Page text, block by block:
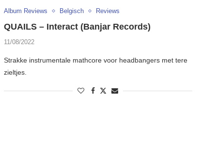
Album Reviews Belgisch Reviews
QUAILS – Interact (Banjar Records)
11/08/2022
Strakke instrumentale mathcore voor headbangers met tere
zieltjes.